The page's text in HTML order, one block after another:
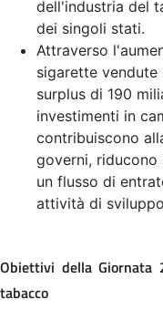
dell'industria del
dei singoli stati.
Attraverso
sigarette vendute
surplus di 190
investimenti in
contribuiscono
governi,
un flusso di
attività di
Obiettivi della Giornata
tabacco